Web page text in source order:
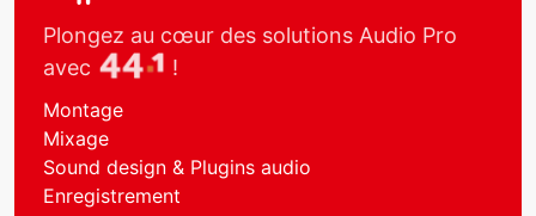
Plongez au cœur des solutions Audio Pro
avec
!
Montage
Mixage
Sound design & Plugins audio
Enregistrement